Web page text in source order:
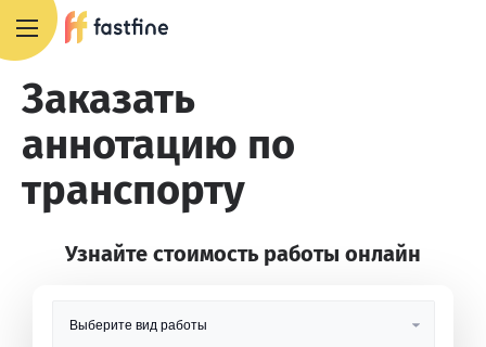
Заказать
аннотацию по
транспорту
Узнайте стоимость работы онлайн